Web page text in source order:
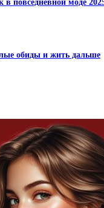
в повседневной моде
обиды и жить дальше